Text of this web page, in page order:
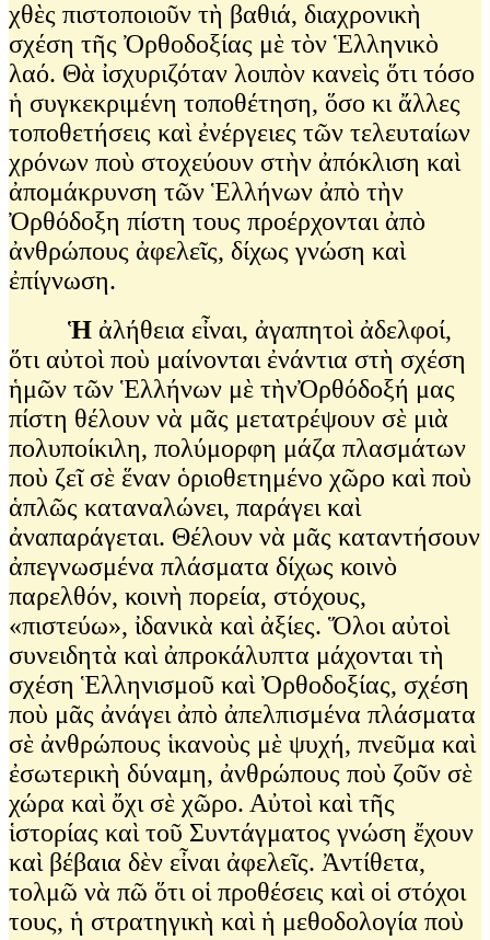
χθὲς πιστοποιοῦν τὴ βαθιά, διαχρονικὴ
σχέση τῆς Ὀρθοδοξίας μὲ τὸν Ἑλληνικὸ
λαό. Θὰ ἰσχυριζόταν λοιπὸν κανεὶς ὅτι τόσο
ἡ συγκεκριμένη τοποθέτηση, ὅσο κι ἄλλες
τοποθετήσεις καὶ ἐνέργειες τῶν τελευταίων
χρόνων ποὺ στοχεύουν στὴν ἀπόκλιση καὶ
ἀπομάκρυνση τῶν Ἑλλήνων ἀπὸ τὴν
Ὀρθόδοξη πίστη τους προέρχονται ἀπὸ
ἀνθρώπους ἀφελεῖς, δίχως γνώση καὶ
ἐπίγνωση.
Ἡ ἀλήθεια εἶναι, ἀγαπητοὶ ἀδελφοί,
ὅτι αὐτοὶ ποὺ μαίνονται ἐνάντια στὴ σχέση
ἡμῶν τῶν Ἑλλήνων μὲ τὴνὈρθόδοξή μας
πίστη θέλουν νὰ μᾶς μετατρέψουν σὲ μιὰ
πολυποίκιλη, πολύμορφη μάζα πλασμάτων
ποὺ ζεῖ σὲ ἕναν ὁριοθετημένο χῶρο καὶ ποὺ
ἁπλῶς καταναλώνει, παράγει καὶ
ἀναπαράγεται. Θέλουν νὰ μᾶς καταντήσουν
ἀπεγνωσμένα πλάσματα δίχως κοινὸ
παρελθόν, κοινὴ πορεία, στόχους,
«πιστεύω», ἰδανικὰ καὶ ἀξίες. Ὅλοι αὐτοὶ
συνειδητὰ καὶ ἀπροκάλυπτα μάχονται τὴ
σχέση Ἑλληνισμοῦ καὶ Ὀρθοδοξίας, σχέση
ποὺ μᾶς ἀνάγει ἀπὸ ἀπελπισμένα πλάσματα
σὲ ἀνθρώπους ἱκανοὺς μὲ ψυχή, πνεῦμα καὶ
ἐσωτερικὴ δύναμη, ἀνθρώπους ποὺ ζοῦν σὲ
χώρα καὶ ὄχι σὲ χῶρο. Αὐτοὶ καὶ τῆς
ἱστορίας καὶ τοῦ Συντάγματος γνώση ἔχουν
καὶ βέβαια δὲν εἶναι ἀφελεῖς. Ἀντίθετα,
τολμῶ νὰ πῶ ὅτι οἱ προθέσεις καὶ οἱ στόχοι
τους, ἡ στρατηγικὴ καὶ ἡ μεθοδολογία ποὺ